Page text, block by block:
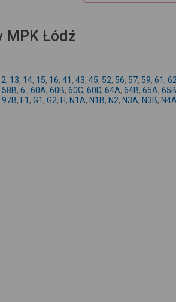
MPK Łódź
, 13, 14, 15, 16, 41 , 43, 45, 52, 56, 57, 59, 61 ,
58B, 6. , 60A, 60B, 60C, 60D, 64A, 64B, 65A, 65B
97B, F1 , G1 , G2, H, N1A, N1B, N2, N3A, N3B,